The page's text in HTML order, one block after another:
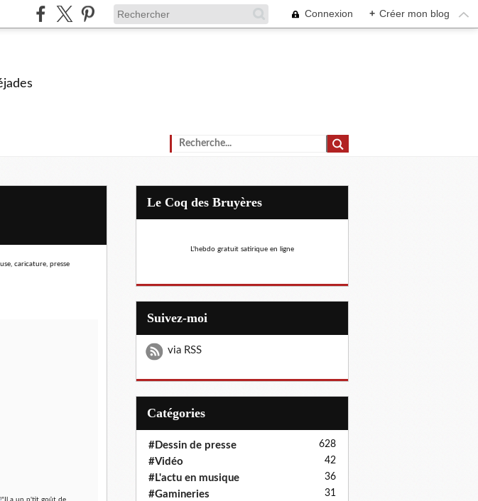
Connexion + Créer mon blog
Le Coq des Bruyères
L'hebdo gratuit satirique en ligne
Suivez-moi
via RSS
Catégories
#Dessin de presse 628
#Vidéo 42
#L'actu en musique 36
#Gamineries 31